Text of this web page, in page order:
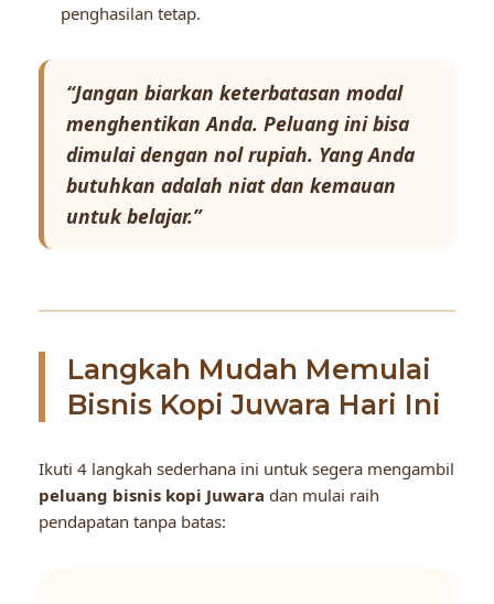
penghasilan tetap.
“Jangan biarkan keterbatasan modal
menghentikan Anda. Peluang ini bisa
dimulai dengan nol rupiah. Yang Anda
butuhkan adalah niat dan kemauan
untuk belajar.”
Langkah Mudah Memulai
Bisnis Kopi Juwara Hari Ini
Ikuti 4 langkah sederhana ini untuk segera mengambil
peluang bisnis kopi Juwara dan mulai raih
pendapatan tanpa batas: